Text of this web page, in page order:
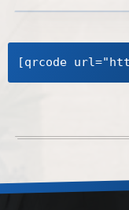
[qrcode